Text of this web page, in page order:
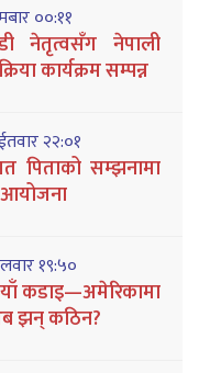
००:११
नेतृत्वसँग नेपाली
कार्यक्रम सम्पन्न
२२:०१
पिताको सम्झनामा
आयोजना
१९:५०
कडाइ—अमेरिकामा
झन् कठिन?